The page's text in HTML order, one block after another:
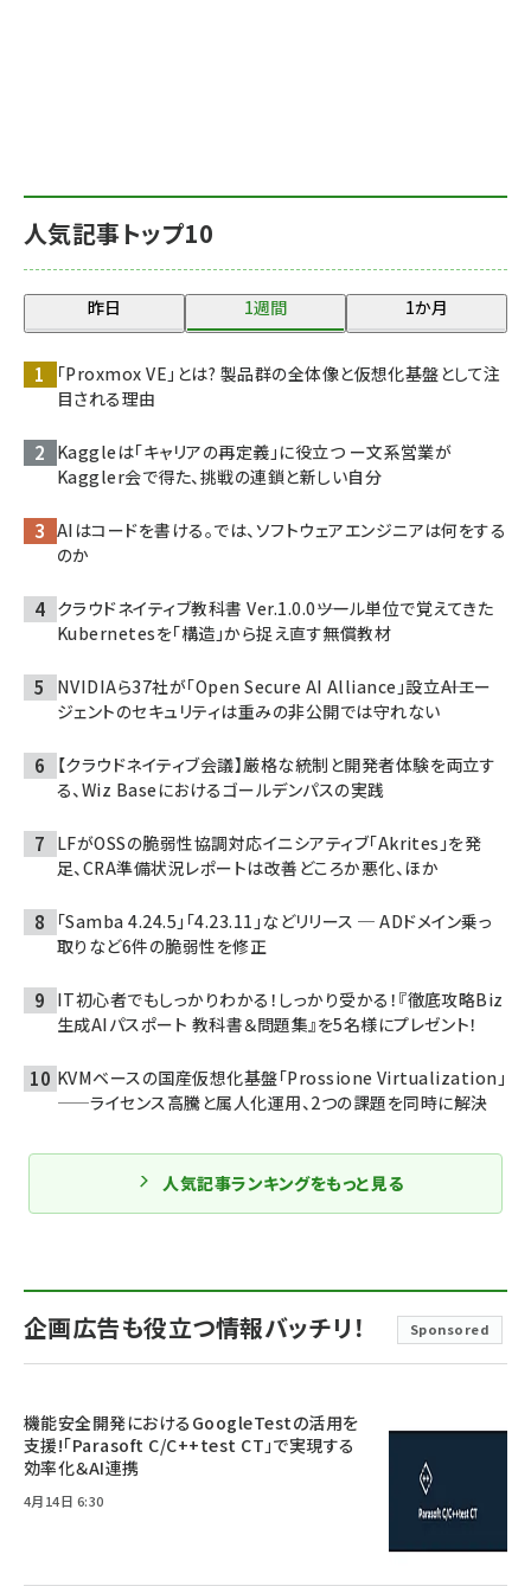
企画広告も役立つ情報バッチリ！ Sponsored
機能安全開発におけるGoogleTestの活用を
支援!「Parasoft C/C++test CT」で実現する
効率化＆AI連携
4月14日 6:30
人気記事トップ10
昨日 1週間 1か月
「Proxmox VE」とは? 製品群の全体像と仮想化基盤として注
目される理由
Kaggleは「キャリアの再定義」に役立つ ー文系営業が
Kaggler会で得た、挑戦の連鎖と新しい自分
AIはコードを書ける。では、ソフトウェアエンジニアは何をする
のか
クラウドネイティブ教科書 Ver.1.0.0――ツール単位で覚えてきた
Kubernetesを「構造」から捉え直す無償教材
NVIDIAら37社が「Open Secure AI Alliance」設立――AIエー
ジェントのセキュリティは重みの非公開では守れない
【クラウドネイティブ会議】厳格な統制と開発者体験を両立す
る、Wiz Baseにおけるゴールデンパスの実践
LFがOSSの脆弱性協調対応イニシアティブ「Akrites」を発
足、CRA準備状況レポートは改善どころか悪化、ほか
「Samba 4.24.5」「4.23.11」などリリース ─ ADドメイン乗っ
取りなど6件の脆弱性を修正
IT初心者でもしっかりわかる！しっかり受かる！『徹底攻略Biz
生成AIパスポート 教科書＆問題集』を5名様にプレゼント！
KVMベースの国産仮想化基盤「Prossione Virtualization」
——ライセンス高騰と属人化運用、2つの課題を同時に解決
人気記事ランキングをもっと見る